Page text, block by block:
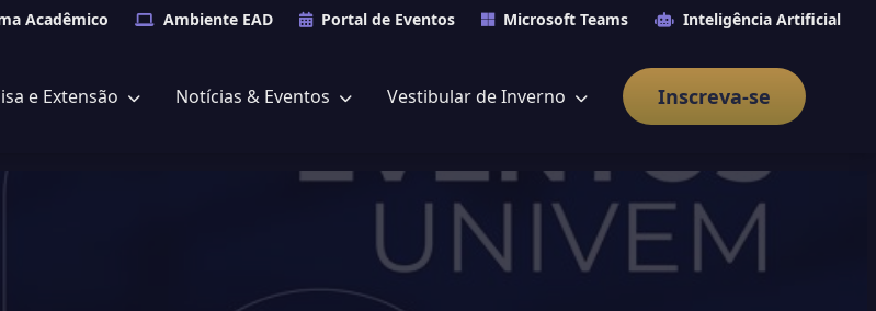
Acadêmico Ambiente EAD Portal de Eventos Microsoft Teams Inteligência Artificial
e Extensão Notícias & Eventos Vestibular de Inverno Inscreva-se